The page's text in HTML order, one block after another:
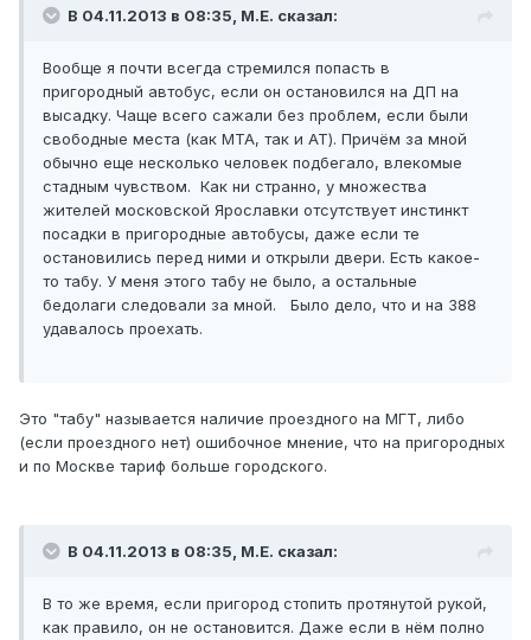
В 04.11.2013 в 08:35, М.Е. сказал:
Вообще я почти всегда стремился попасть в
пригородный автобус, если он остановился на ДП на
высадку. Чаще всего сажали без проблем, если были
свободные места (как МТА, так и АТ). Причём за мной
обычно еще несколько человек подбегало, влекомые
стадным чувством. Как ни странно, у множества
жителей московской Ярославки отсутствует инстинкт
посадки в пригородные автобусы, даже если те
остановились перед ними и открыли двери. Есть какое-
то табу. У меня этого табу не было, а остальные
бедолаги следовали за мной. Было дело, что и на 388
удавалось проехать.
Это "табу" называется наличие проездного на МГТ, либо
(если проездного нет) ошибочное мнение, что на пригородных
и по Москве тариф больше городского.
В 04.11.2013 в 08:35, М.Е. сказал:
В то же время, если пригород стопить протянутой рукой,
как правило, он не остановится. Даже если в нём полно